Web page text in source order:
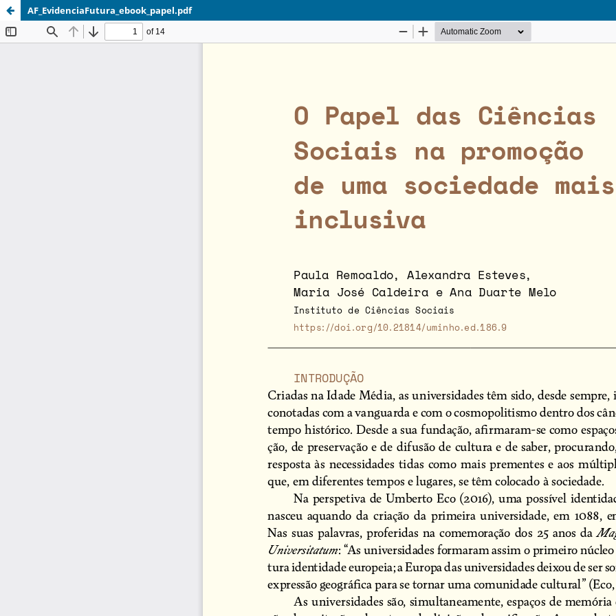
AF_EvidenciaFutura_ebook_papel.pdf